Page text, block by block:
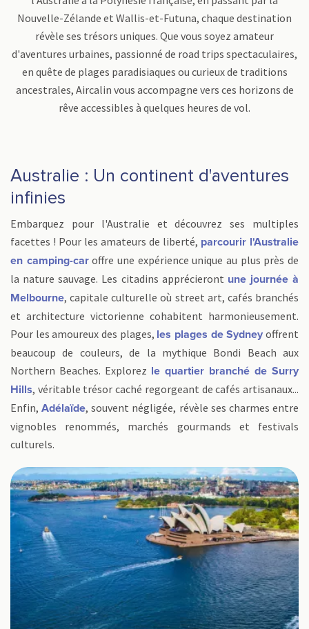
Nouvelle-Zélande et Wallis-et-Futuna, chaque destination
révèle ses trésors uniques. Que vous soyez amateur
d'aventures urbaines, passionné de road trips spectaculaires,
en quête de plages paradisiaques ou curieux de traditions
ancestrales, Aircalin vous accompagne vers ces horizons de
rêve accessibles à quelques heures de vol.
Australie : Un continent d'aventures
infinies
Embarquez pour l'Australie et découvrez ses multiples
facettes ! Pour les amateurs de liberté, parcourir l'Australie
en camping-caroffre une expérience unique au plus près de
la nature sauvage. Les citadins apprécieront une journée à
Melbourne, capitale culturelle où street art, cafés branchés
et architecture victorienne cohabitent harmonieusement.
Pour les amoureux des plages, les plages de Sydney offrent
beaucoup de couleurs, de la mythique Bondi Beach aux
Northern Beaches. Explorez
le quartier branché de Surry
Hills, véritable trésor caché regorgeant de cafés artisanaux...
Enfin,Adélaïde, souvent négligée, révèle ses charmes entre
vignobles renommés, marchés gourmands et festivals
culturels.